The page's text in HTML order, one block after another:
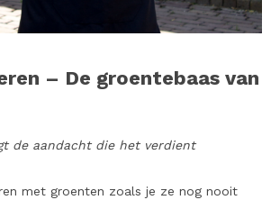
– De groentebaas van
de aandacht die het verdient
met groenten zoals je ze nog nooit